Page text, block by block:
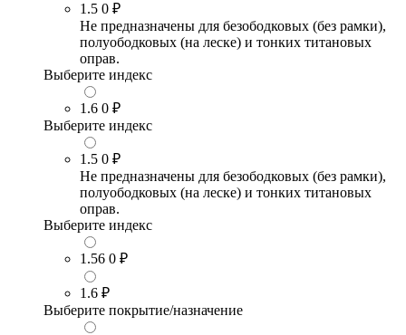
1.5 0 ₽
Не предназначены для безободковых (без рамки),
полуободковых (на леске) и тонких титановых
оправ.
Выберите индекс
1.6 0 ₽
Выберите индекс
1.5 0 ₽
Не предназначены для безободковых (без рамки),
полуободковых (на леске) и тонких титановых
оправ.
Выберите индекс
1.56 0 ₽
1.6 ₽
Выберите покрытие/назначение